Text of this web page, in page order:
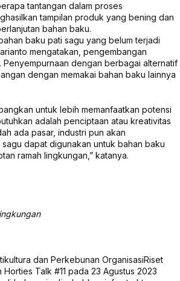
tantangan dalam proses
tampilan produk yang bening dan
bahan baku.
baku pati sagu yang belum terjadi
mengatakan, pengembangan
dengan berbagai alternatif
dengan memakai bahan baku lainnya
untuk lebih memanfaatkan potensi
adalah penciptaan atau kreativitas
ada pasar, industri pun akan
dapat digunakan untuk bahan baku
ramah lingkungan,” katanya.
dan Perkebunan OrganisasiRiset
Talk #11 pada 23 Agustus 2023